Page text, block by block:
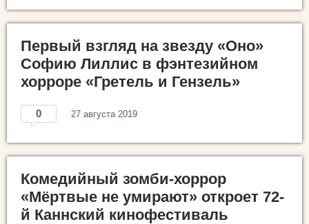
Первый взгляд на звезду «Оно»
Софию Лиллис в фэнтезийном
хорроре «Гретель и Гензель»
0 27 августа 2019
Комедийный зомби-хоррор
«Мёртвые не умирают» откроет 72-
й Каннский кинофестиваль